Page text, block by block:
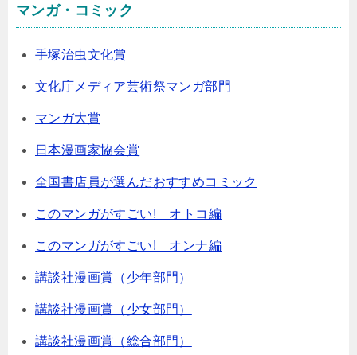
マンガ・コミック
手塚治虫文化賞
文化庁メディア芸術祭マンガ部門
マンガ大賞
日本漫画家協会賞
全国書店員が選んだおすすめコミック
このマンガがすごい! オトコ編
このマンガがすごい! オンナ編
講談社漫画賞（少年部門）
講談社漫画賞（少女部門）
講談社漫画賞（総合部門）